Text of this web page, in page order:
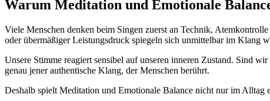
Warum Meditation und Emotionale
Viele Menschen denken beim Singen zuerst an Technik,
oder übermäßiger Leistungsdruck spiegeln sich unmittelbar im Klang
Unsere Stimme reagiert sensibel auf unseren inneren Zustand. Sind
genau jener authentische Klang, der Menschen berührt.
Deshalb spielt Meditation und Emotionale Balance nicht nur im